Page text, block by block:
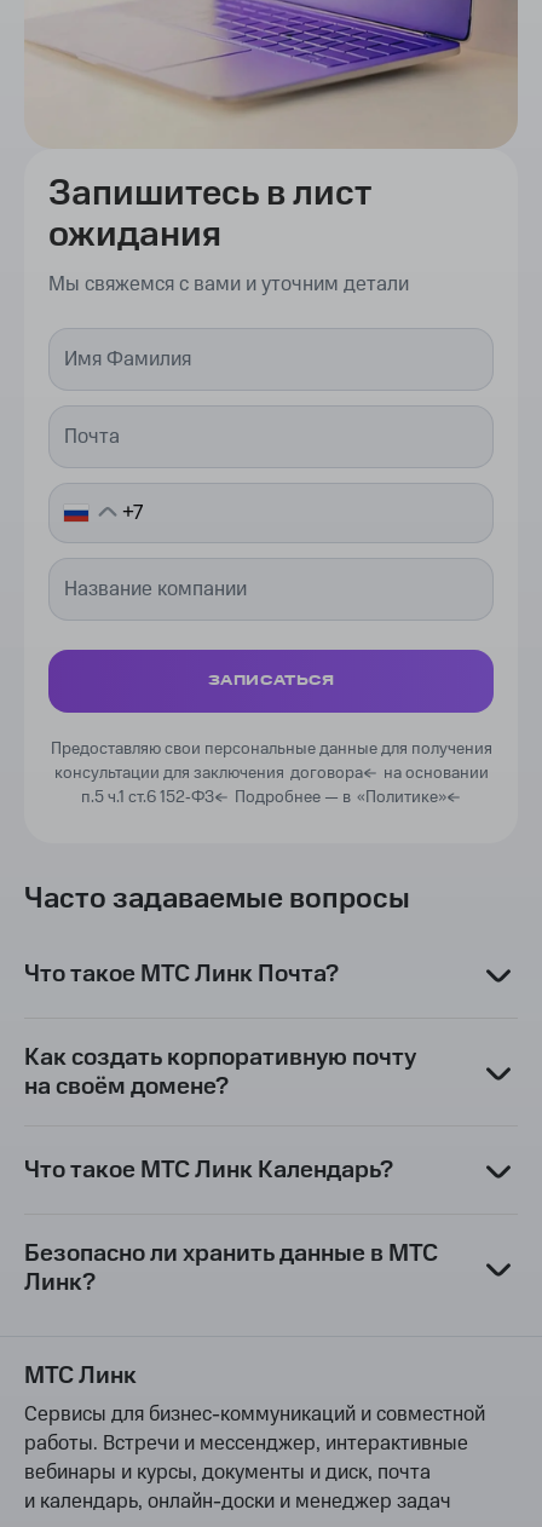
Запишитесь в лист
ожидания
Мы свяжемся с вами и уточним детали
ЗАПИСАТЬСЯ
Предоставляю свои персональные данные для получения
консультации для заключения договора
на основании
п.5 ч.1 ст.6 152‑ФЗ
Подробнее — в «Политике»
Часто задаваемые вопросы
Что такое МТС Линк Почта?
Как создать корпоративную почту
на своём домене?
Что такое МТС Линк Календарь?
Безопасно ли хранить данные в МТС
Линк?
МТС Линк
Сервисы для бизнес-коммуникаций и совместной
работы. Встречи и мессенджер, интерактивные
вебинары и курсы, документы и диск, почта
и календарь, онлайн-доски и менеджер задач